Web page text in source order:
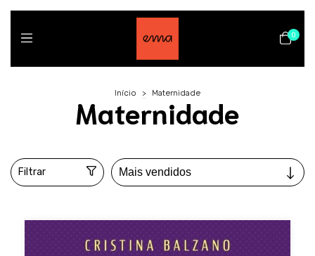
0
Início > Maternidade
Maternidade
Filtrar